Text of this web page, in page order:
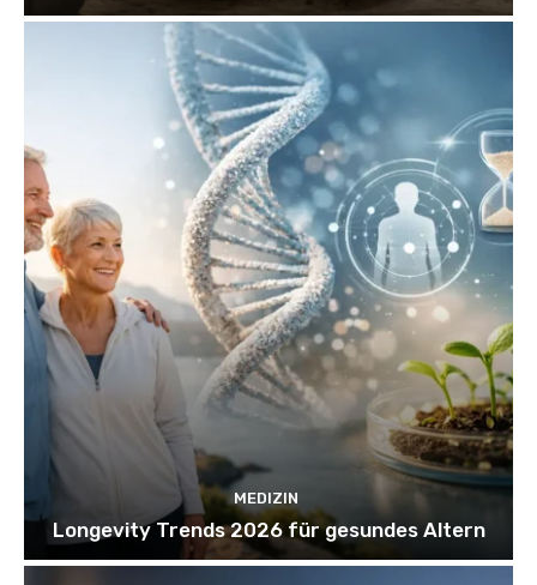
MEDIZIN
Longevity Trends 2026 für gesundes Altern